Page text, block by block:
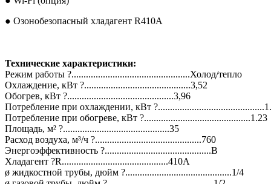
● Озонобезопасный хладагент R410A
Технические характеристики:
Режим работы ?.................................................Холод/тепло
Охлаждение, кВт ?............................................3,52
Обогрев, кВт ?............................................3,96
Потребление при охлаждении, кВт
Потребление при обогреве, кВт ?............................................1.23
Площадь, м² ?............................................35
Расход воздуха, м³/ч ?............................................760
Энергоэффективность ?............................................B
Хладагент ?R............................................410A
ø жидкостной трубы, дюйм ?............................................1/4